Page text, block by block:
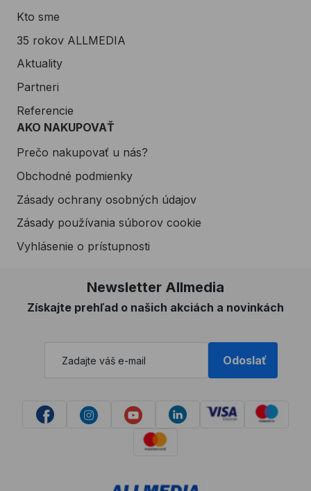
Kto sme
35 rokov ALLMEDIA
Aktuality
Partneri
Referencie
AKO NAKUPOVAŤ
Prečo nakupovať u nás?
Obchodné podmienky
Zásady ochrany osobných údajov
Zásady používania súborov cookie
Vyhlásenie o prístupnosti
Newsletter Allmedia
Získajte prehľad o našich akciách a novinkách
Odoslať